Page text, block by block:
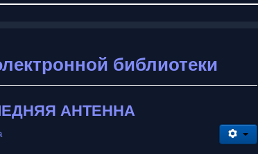
библиотеки
АНТЕННА